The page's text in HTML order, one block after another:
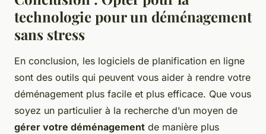
technologie pour un déménagement
sans stress
En conclusion, les logiciels de planification en ligne
sont des outils qui peuvent vous aider à rendre votre
déménagement plus facile et plus efficace. Que vous
soyez un particulier à la recherche d’un moyen de
gérer votre déménagement de manière plus